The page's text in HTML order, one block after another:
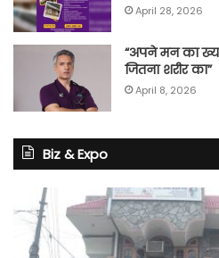
April 28, 2026
“अपने मन का
जितना शरीर का”
April 8, 2026
Biz & Expo